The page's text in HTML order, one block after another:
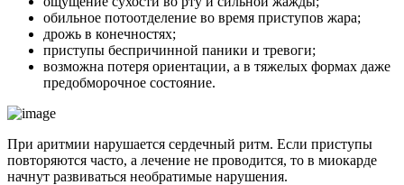
обильное потоотделение во время приступов жара;
дрожь в конечностях;
приступы беспричинной паники и тревоги;
возможна потеря ориентации, а в тяжелых формах даже
предобморочное состояние.
При аритмии нарушается сердечный ритм. Если приступы
повторяются часто, а лечение не проводится, то в миокарде
начнут развиваться необратимые нарушения.